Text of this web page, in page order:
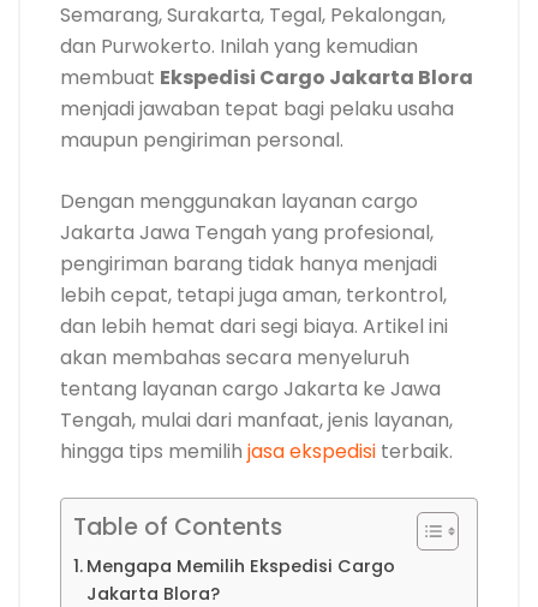
Semarang, Surakarta, Tegal, Pekalongan,
dan Purwokerto. Inilah yang kemudian
membuat Ekspedisi Cargo Jakarta Blora
menjadi jawaban tepat bagi pelaku usaha
maupun pengiriman personal.
Dengan menggunakan layanan cargo
Jakarta Jawa Tengah yang profesional,
pengiriman barang tidak hanya menjadi
lebih cepat, tetapi juga aman, terkontrol,
dan lebih hemat dari segi biaya. Artikel ini
akan membahas secara menyeluruh
tentang layanan cargo Jakarta ke Jawa
Tengah, mulai dari manfaat, jenis layanan,
hingga tips memilih jasa ekspedisi terbaik.
Table of Contents
Mengapa Memilih Ekspedisi Cargo
Jakarta Blora?